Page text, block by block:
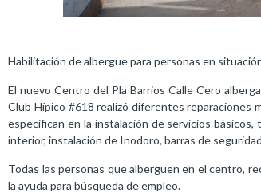
Habilitación de albergue para personas en
El nuevo Centro del Pla Barrios Calle Cero
Club Hípico #618 realizó diferentes reparaciones
especifican en la instalación de servicios
interior, instalación de Inodoro, barras de
Todas las personas que alberguen en el centro,
la ayuda para búsqueda de empleo.